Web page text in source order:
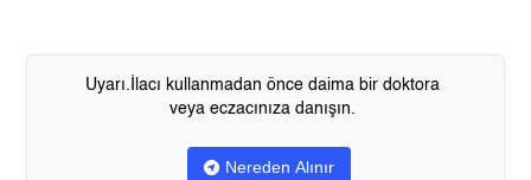
Uyarı.İlacı kullanmadan önce daima bir doktora
veya eczacınıza danışın.
Nereden Alınır